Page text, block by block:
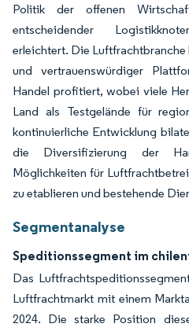
Politik der offenen
entscheidender
erleichtert. Die Luftfrachtbranche
und vertrauenswürdiger
Handel profitiert, wobei viele
Land als Testgelände für
kontinuierliche Entwicklung
die Diversifizierung der
Möglichkeiten für
zu etablieren und bestehende
Segmentanalyse
Speditionssegment im
Das
Luftfrachtmarkt mit einem
2024. Die starke Position